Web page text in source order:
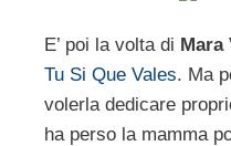
E’ poi la volta di Mara
Tu Si Que Vales. Ma
volerla dedicare
ha perso la mamma